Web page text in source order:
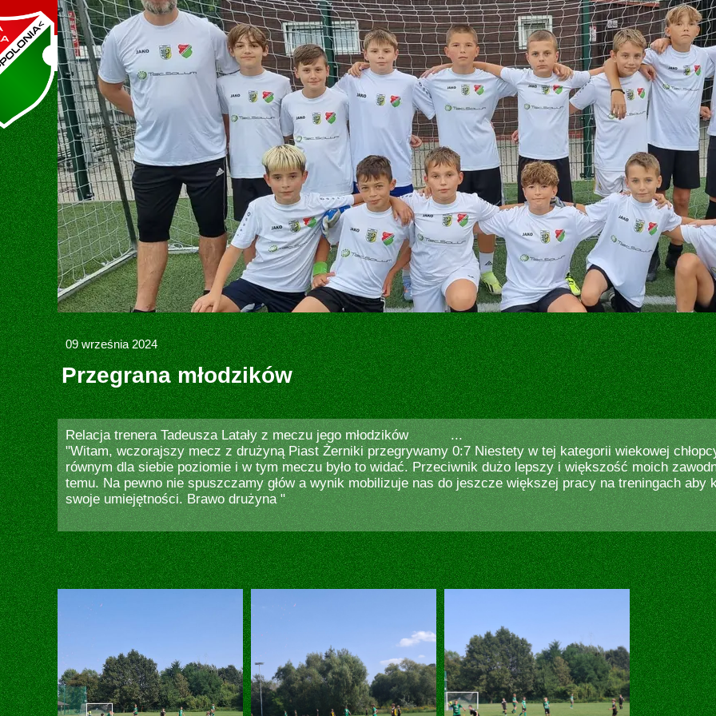
Relacja trenera Tadeusza Latały z meczu jego młodzików
...
"Witam, wczorajszy mecz z drużyną Piast Żerniki przegrywamy 0:7 Niestety w tej kategorii wiekowej
równym dla siebie poziomie i w tym meczu było to widać. Przeciwnik dużo lepszy i większość moich
temu. Na pewno nie spuszczamy głów a wynik mobilizuje nas do jeszcze większej pracy na treningach aby
swoje umiejętności. Brawo drużyna "
09 września 2024
Przegrana młodzików
Oficjalna strona MLKS POLONIA Środa Śląska
STRONA GŁÓWNA
KLUB
HISTORIA
STATUT KLUBU
SEKCJE SPORTOWE
AKADEMIA PIŁKARSKA
SEKCJA PŁYWACKA
SEKCJA LEKKOATLETYCZNA
SPONSORZY
SPONSORZY
OFERTA